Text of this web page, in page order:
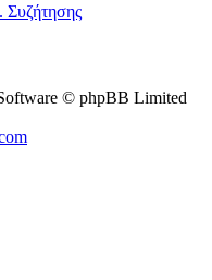
© phpBB Limited